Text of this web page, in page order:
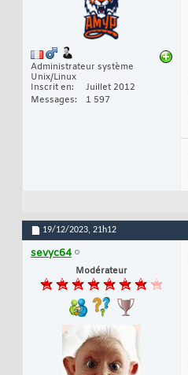
Administrateur système
Unix/Linux
Inscrit en
Juillet 2012
Messages
1 597
19/12/2023, 21h12
sevyc64
Modérateur